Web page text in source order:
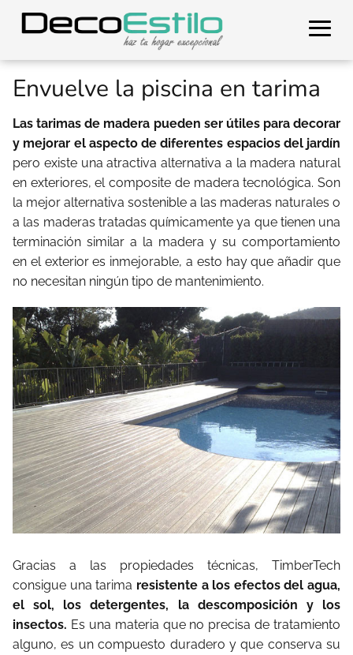
Envuelve la piscina en tarima
Las tarimas de madera pueden ser útiles para decorar
y mejorar el aspecto de diferentes espacios del jardín
pero existe una atractiva alternativa a la madera natural
en exteriores, el composite de madera tecnológica. Son
la mejor alternativa sostenible a las maderas naturales o
a las maderas tratadas químicamente ya que tienen una
terminación similar a la madera y su comportamiento
en el exterior es inmejorable, a esto hay que añadir que
no necesitan ningún tipo de mantenimiento.
Gracias a las propiedades técnicas, TimberTech
consigue una tarima resistente a los efectos del agua,
el sol, los detergentes, la descomposición y los
insectos. Es una materia que no precisa de tratamiento
alguno, es un compuesto duradero y que conserva su